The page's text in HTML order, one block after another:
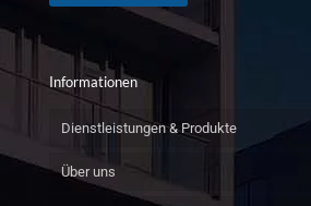
Informationen
Dienstleistungen & Produkte
Über uns